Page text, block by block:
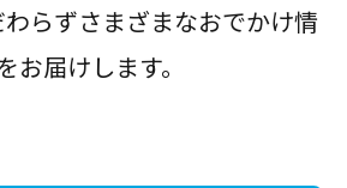
らずさまざまなおでかけ情
お届けします。